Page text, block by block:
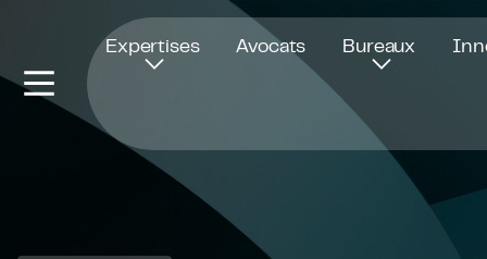
Expertises Avocats Bureaux
Ouvre dans une nouvelle fenêtre